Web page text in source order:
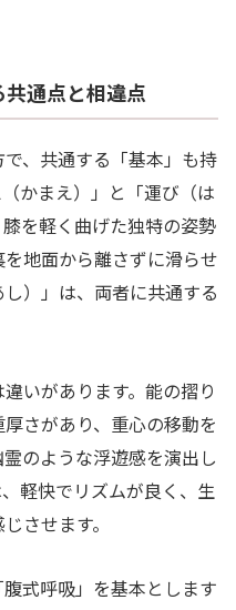
通点と相違点
、共通する「基本」も持
かまえ）」と「運び（は
を軽く曲げた独特の姿勢
を地面から離さずに滑らせ
）」は、両者に共通する
いがあります。能の摺り
さがあり、重心の移動を
のような浮遊感を演出し
軽快でリズムが良く、生
させます。
式呼吸」を基本とします